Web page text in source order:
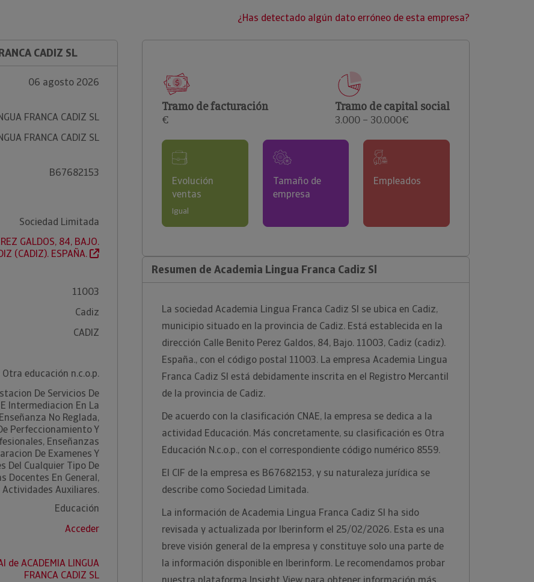
clientes.
¿Has detectado algún dato erróneo de esta empresa?
CADIZ SL
06 agosto 2026
FRANCA CADIZ SL
FRANCA CADIZ SL
B67682153
Sociedad Limitada
GALDOS, 84, BAJO.
(CADIZ). ESPAÑA.
11003
Cadiz
CADIZ
educación n.c.o.p.
De Servicios De
Intermediacion En La
No Reglada,
Perfeccionamiento Y
Enseñanzas
De Examenes Y
Del Cualquier Tipo De
Docentes En General,
Actividades Auxiliares.
Educación
Acceder
de ACADEMIA LINGUA
FRANCA CADIZ SL
Tramo de facturación
€
Tramo de capital social
3.000 – 30.000€
Evolución
ventas
Igual
Tamaño de
empresa
Empleados
Resumen de Academia Lingua Franca Cadiz Sl
La sociedad Academia Lingua Franca Cadiz Sl se ubica en Cadiz,
municipio situado en la provincia de Cadiz. Está establecida en la
dirección Calle Benito Perez Galdos, 84, Bajo. 11003, Cadiz (cadiz).
España., con el código postal 11003. La empresa Academia Lingua
Franca Cadiz Sl está debidamente inscrita en el Registro Mercantil
de la provincia de Cadiz.
De acuerdo con la clasificación CNAE, la empresa se dedica a la
actividad Educación. Más concretamente, su clasificación es Otra
Educación N.c.o.p., con el correspondiente código numérico 8559.
El CIF de la empresa es B67682153, y su naturaleza jurídica se
describe como Sociedad Limitada.
La información de Academia Lingua Franca Cadiz Sl ha sido
revisada y actualizada por Iberinform el 25/02/2026. Esta es una
breve visión general de la empresa y constituye solo una parte de
la información disponible en Iberinform. Le recomendamos probar